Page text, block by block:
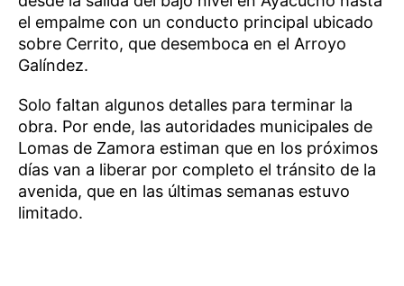
el empalme con un conducto principal ubicado
sobre Cerrito, que desemboca en el Arroyo
Galíndez.
Solo faltan algunos detalles para terminar la
obra. Por ende, las autoridades municipales de
Lomas de Zamora estiman que en los próximos
días van a liberar por completo el tránsito de la
avenida, que en las últimas semanas estuvo
limitado.